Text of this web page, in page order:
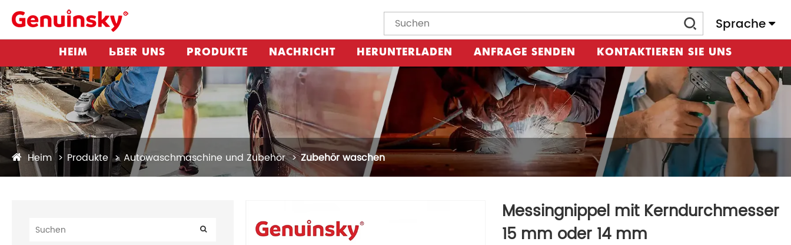
Sprache
HEIM ÜBER UNS PRODUKTE NACHRICHT HERUNTERLADEN ANFRAGE SENDEN KONTAKTIEREN SIE UNS
Heim Produkte Autowaschmaschine und Zubehör Zubehör waschen
Messingnippel mit Kerndurchmesser
15 mm oder 14 mm